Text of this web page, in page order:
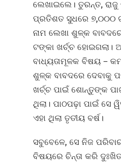
ଲେଖାଇଲେ। ତୁରନ୍ତ,
ପ୍ରତିଶତ ସୁଧରେ ୭,୦୦୦
ନାମ ଲେଖା ଶୁଳ୍କ
ଟଙ୍କା ଖର୍ଚ୍ଚ ହୋଇଗଲା।
ବାଧ୍ୟତାମୂଳକ ବିଷୟ –
ଶୁଳ୍କ ବାବଦରେ ଦେବାକୁ
ଖର୍ଚ୍ଚ ପାଇଁ ଶୋନ୍ତୁଙ୍କ
ଥିଲା। ପାଠପଢ଼ା ପାଇଁ ସେ
ଏହା ଥିଲା ତୃତୀୟ ବର୍ଷ।
ସବୁବେଳେ, ସେ ନିଜ
ବିଷୟରେ ଚିନ୍ତା କରି